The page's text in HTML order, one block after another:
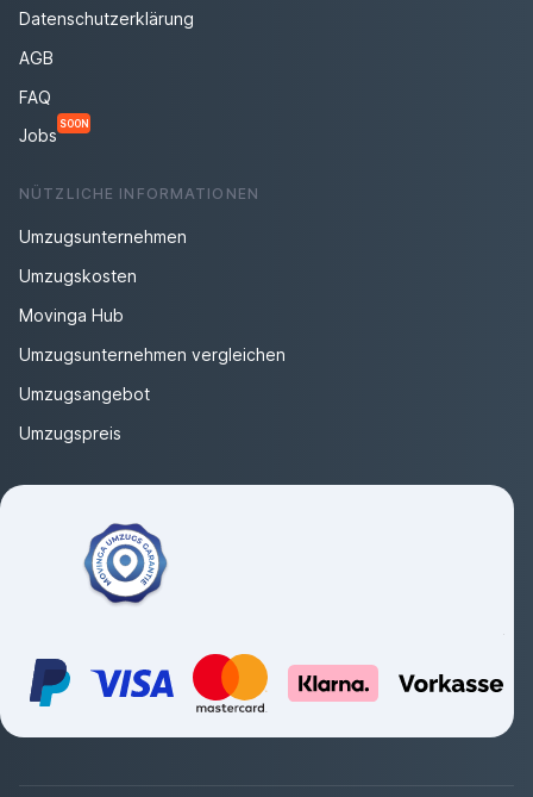
Datenschutzerklärung
AGB
FAQ
Jobs
SOON
NÜTZLICHE INFORMATIONEN
Umzugsunternehmen
Umzugskosten
Movinga Hub
Umzugsunternehmen vergleichen
Umzugsangebot
Umzugspreis